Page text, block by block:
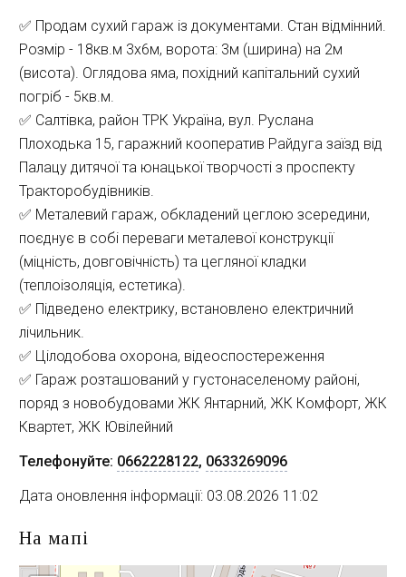
✅ Продам сухий гараж із документами. Стан відмінний.
Розмір - 18кв.м 3х6м, ворота: 3м (ширина) на 2м
(висота). Оглядова яма, похідний капітальний сухий
погріб - 5кв.м.
✅ Салтівка, район ТРК Україна, вул. Руслана
Плоходька 15, гаражний кооператив Райдуга заїзд від
Палацу дитячої та юнацької творчості з проспекту
Тракторобудівників.
✅ Металевий гараж, обкладений цеглою зсередини,
поєднує в собі переваги металевої конструкції
(міцність, довговічність) та цегляної кладки
(теплоізоляція, естетика).
✅ Підведено електрику, встановлено електричний
лічильник.
✅ Цілодобова охорона, відеоспостереження
✅ Гараж розташований у густонаселеному районі,
поряд з новобудовами ЖК Янтарний, ЖК Комфорт, ЖК
Квартет, ЖК Ювілейний
Телефонуйте: 0662228122, 0633269096
Дата оновлення інформації: 03.08.2026 11:02
На мапі